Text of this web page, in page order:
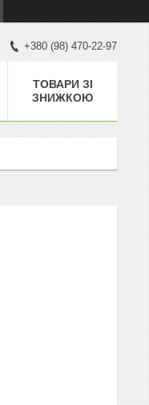
+380 (98) 470-22-97
ТОВАРИ ЗІ
ЗНИЖКОЮ